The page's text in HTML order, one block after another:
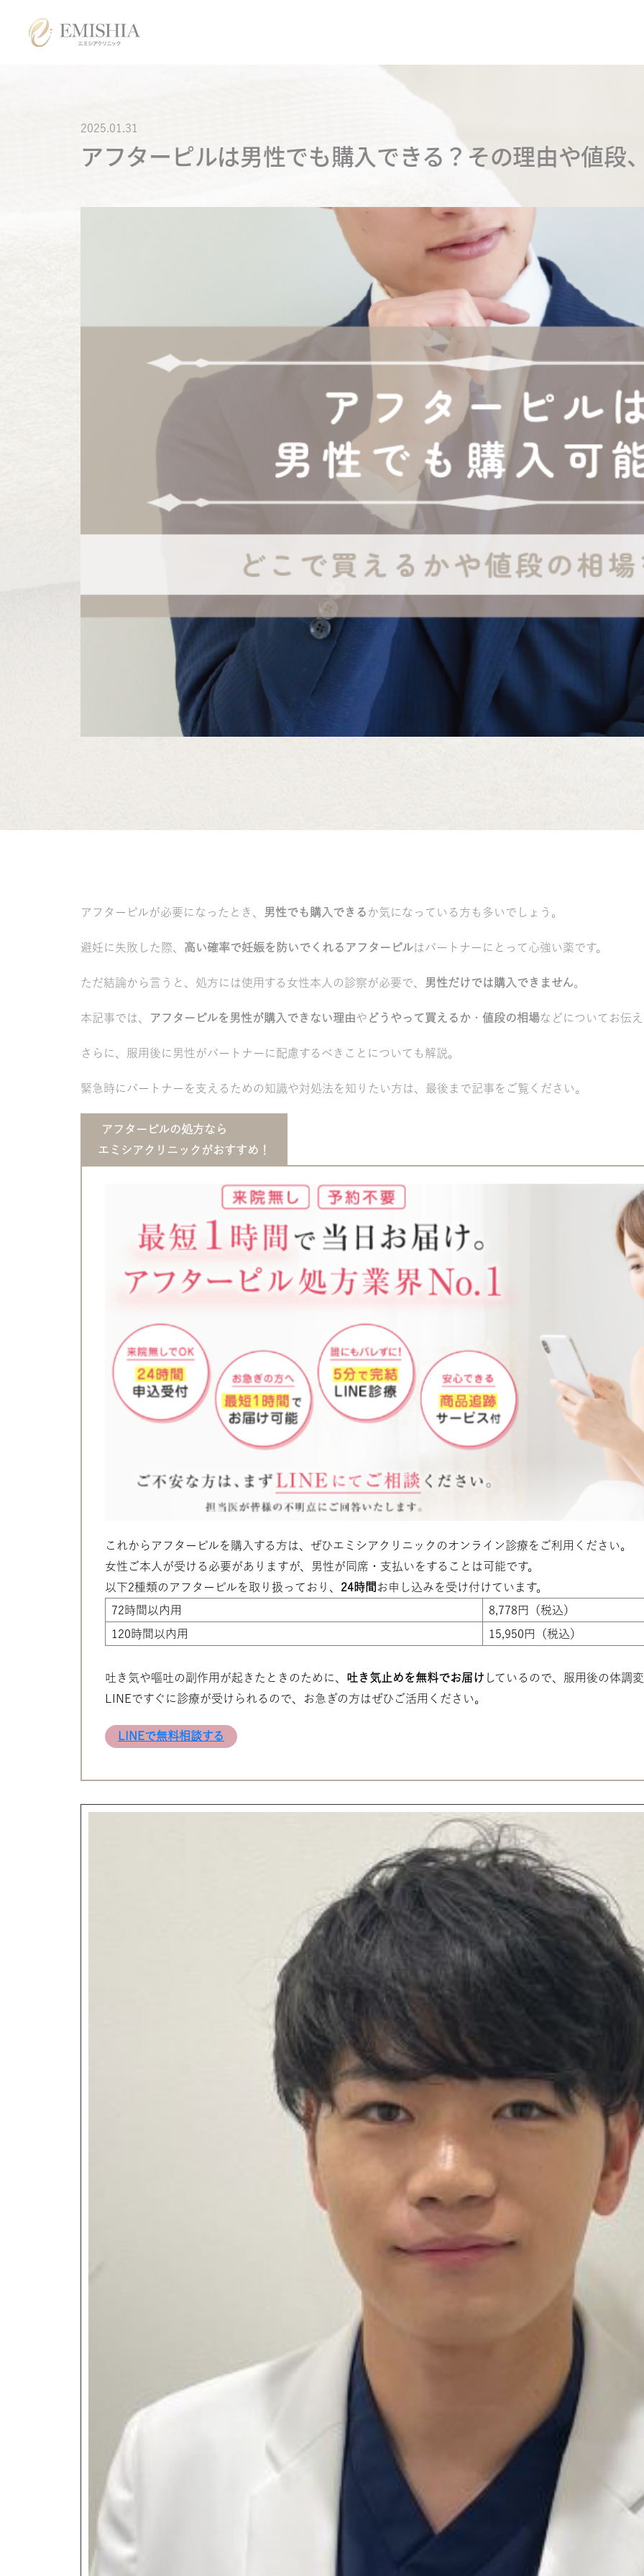
医療脱毛
オンライン診療
2025.01.31
アフターピルは男性でも購入できる？その理由や値段
アフターピルが必要になったとき、 男性でも購入できる か気になっている方も多いでしょう。
避妊に失敗した際、 高い確率で妊娠を防いでくれるアフターピルはパートナーにとって心強い薬です。
ただ結論から言うと、処方には使用する女性本人の診察が必要で、 男性だけでは購入できません。
本記事では、 アフターピルを男性が購入できない理由や どうやって買えるか ・ 値段の相場などについてお伝
さらに、服用後に男性がパートナーに配慮するべきことについても解説。
緊急時にパートナーを支えるための知識や対処法を知りたい方は、最後まで記事をご覧ください。
アフターピルの処方なら
エミシアクリニックがおすすめ！
これからアフターピルを購入する方は、ぜひエミシアクリニックのオンライン診療をご利用ください。
女性ご本人が受ける必要がありますが、男性が同席・支払いをすることは可能です。
以下2種類のアフターピルを取り扱っており、 24時間お申し込みを受け付けています。
72時間以内用
8,778円（税込）
120時間以内用 15,950円（税込）
吐き気や嘔吐の副作用が起きたときのために、 吐き気止めを無料でお届け しているので、服用後の体調
LINEですぐに診療が受けられるので、お急ぎの方はぜひご活用ください。
LINEで無料相談する